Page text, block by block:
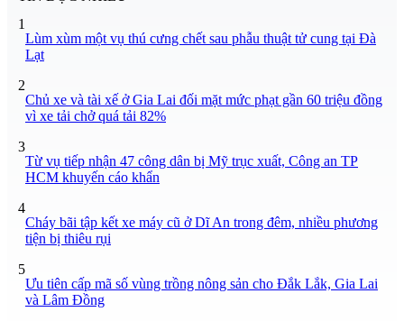
1
Lùm xùm một vụ thú cưng chết sau phẫu thuật tử cung tại Đà
Lạt
2
Chủ xe và tài xế ở Gia Lai đối mặt mức phạt gần 60 triệu đồng
vì xe tải chở quá tải 82%
3
Từ vụ tiếp nhận 47 công dân bị Mỹ trục xuất, Công an TP
HCM khuyến cáo khẩn
4
Cháy bãi tập kết xe máy cũ ở Dĩ An trong đêm, nhiều phương
tiện bị thiêu rụi
5
Ưu tiên cấp mã số vùng trồng nông sản cho Đắk Lắk, Gia Lai
và Lâm Đồng